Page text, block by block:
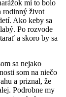
mi to bolo
rodinný život
Ako keby sa
Po rozvode
a skoro by sa
sa nejako
som na niečo
a priznal, že
Podrobne my